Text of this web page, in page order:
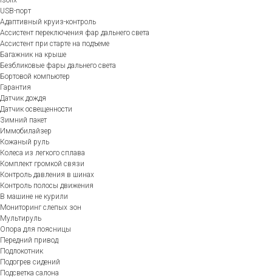
USB-порт
Адаптивный круиз-контроль
Ассистент переключения фар дальнего света
Ассистент при старте на подъеме
Багажник на крыше
Безбликовые фары дальнего света
Бортовой компьютер
Гарантия
Датчик дождя
Датчик освещенности
Зимний пакет
Иммобилайзер
Кожаный руль
Колеса из легкого сплава
Комплект громкой связи
Контроль давления в шинах
Контроль полосы движения
В машине не курили
Мониторинг слепых зон
Мультируль
Опора для поясницы
Передний привод
Подлокотник
Подогрев сидений
Подсветка салона